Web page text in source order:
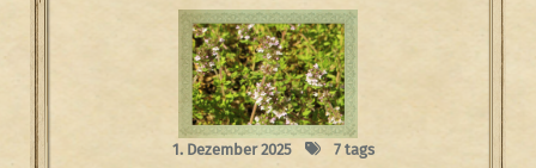
1. Dezember 2025 7 tags